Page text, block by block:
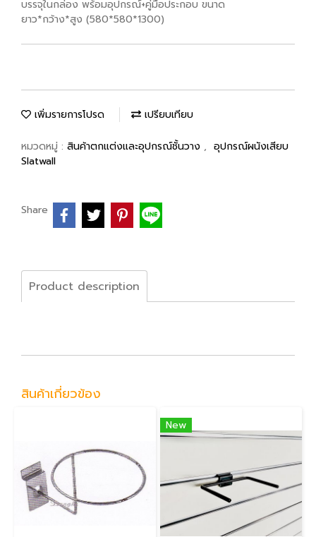
บรรจุในกล่อง พร้อมอุปกรณ์+คู่มือประกอบ ขนาด
ยาว*กว้าง*สูง (580*580*1300)
เพิ่มรายการโปรด เปรียบเทียบ
หมวดหมู่ : สินค้าตกแต่งและอุปกรณ์ชั้นวาง , อุปกรณ์ผนังเสียบ
Slatwall
Share
Product description
สินค้าเกี่ยวข้อง
New